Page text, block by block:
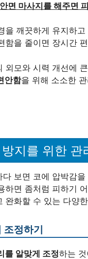
안면 마사지를 해주면
을 깨끗하게 유지하
함을 줄이면 장시간
외모와 시력 개선에
안함을 위해 소소한
지를 위한 관
다 보면 코에 압박감
하면 좀처럼 피하기
완화할 수 있는 다양
조정하기
를 알맞게 조정하는